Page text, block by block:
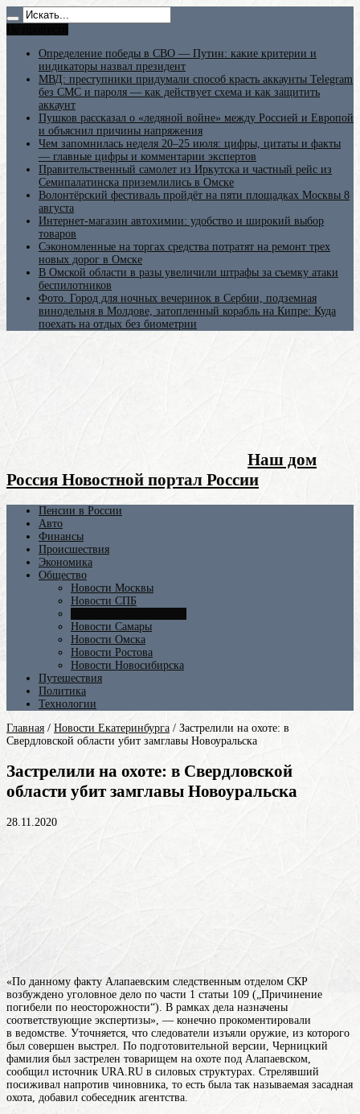
Определение победы в СВО — Путин: какие критерии и
индикаторы назвал президент
МВД: преступники придумали способ красть аккаунты Telegram
без СМС и пароля — как действует схема и как защитить
аккаунт
Пушков рассказал о «ледяной войне» между Россией и Европой
и объяснил причины напряжения
Чем запомнилась неделя 20–25 июля: цифры, цитаты и факты
— главные цифры и комментарии экспертов
Правительственный самолет из Иркутска и частный рейс из
Семипалатинска приземлились в Омске
Волонтёрский фестиваль пройдёт на пяти площадках Москвы 8
августа
Интернет-магазин автохимии: удобство и широкий выбор
товаров
Сэкономленные на торгах средства потратят на ремонт трех
новых дорог в Омске
В Омской области в разы увеличили штрафы за съемку атаки
беспилотников
Фото. Город для ночных вечеринок в Сербии, подземная
винодельня в Молдове, затопленный корабль на Кипре: Куда
поехать на отдых без биометрии
Наш дом
Россия Новостной портал России
Пенсии в России
Авто
Финансы
Происшествия
Экономика
Общество
Новости Москвы
Новости СПБ
Новости Самары
Новости Омска
Новости Ростова
Новости Новосибирска
Путешествия
Политика
Технологии
Главная / Новости Екатеринбурга / Застрелили на охоте: в
Свердловской области убит замглавы Новоуральска
Застрелили на охоте: в Свердловской
области убит замглавы Новоуральска
28.11.2020
«По данному факту Алапаевским следственным отделом СКР
возбуждено уголовное дело по части 1 статьи 109 („Причинение
погибели по неосторожности“). В рамках дела назначены
соответствующие экспертизы», — конечно прокоментировали
в ведомстве. Уточняется, что следователи изъяли оружие, из которого
был совершен выстрел. По подготовительной версии, Черницкий
фамилиябыл застрелен товарищем на охоте под Алапаевском,
сообщил источник URA.RU в силовых структурах. Стрелявший
посиживал напротив чиновника, то есть была так называемая засадная
охота, добавил собеседник агентства.